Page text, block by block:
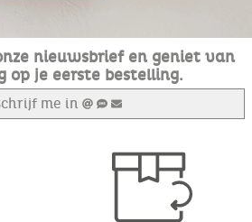
nieuwsbrief en geniet van
op je eerste bestelling.
me in